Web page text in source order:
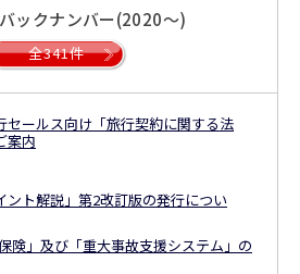
ックナンバー(2020～)
全341件
セールス向け「旅行契約に関する法
案内
ント解説」 第2改訂版の発行につい
険」及び「重大事故支援システム」の